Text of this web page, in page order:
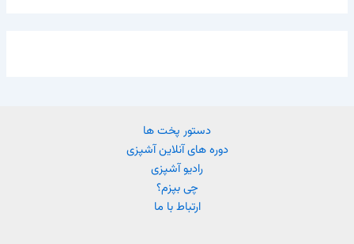
دستور پخت ها
دوره های آنلاین آشپزی
رادیو آشپزی
چی بپزم؟
ارتباط با ما